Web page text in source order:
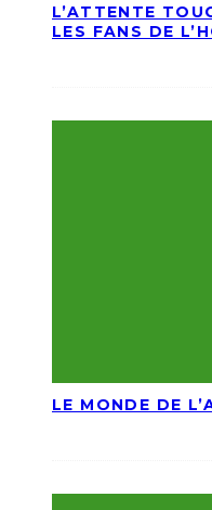
L’ATTENTE
LES FANS DE
LE MONDE DE